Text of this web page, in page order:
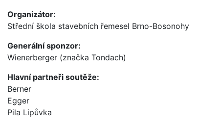
Organizátor:
Střední škola stavebních řemesel Brno-Bosonohy
Generální sponzor:
Wienerberger (značka Tondach)
Hlavní partneři soutěže:
Berner
Egger
Pila Lipůvka